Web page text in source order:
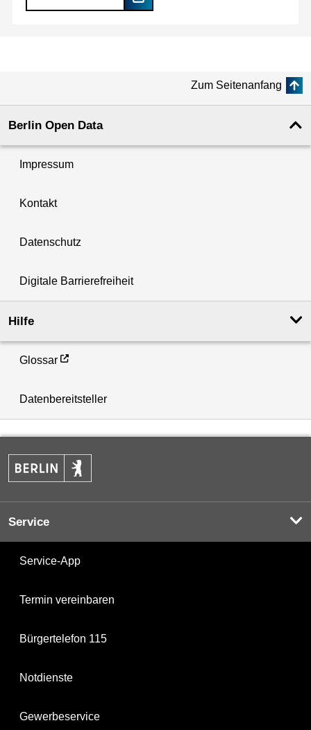
Zum Seitenanfang
Berlin Open Data
Impressum
Kontakt
Datenschutz
Digitale Barrierefreiheit
Hilfe
Glossar
Datenbereitsteller
Service
Service-App
Termin vereinbaren
Bürgertelefon 115
Notdienste
Gewerbeservice